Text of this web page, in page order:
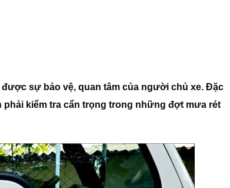
sự bảo vệ, quan tâm của người chủ xe. Đặc
phải kiểm tra cẩn trọng trong những đợt mưa rét